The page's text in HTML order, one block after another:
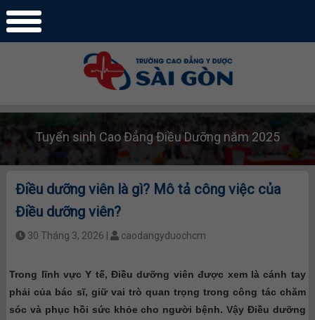
Tuyển sinh Cao Đẳng Điều Dưỡng năm 2025
Điều dưỡng viên là gì? Mô tả công việc của
Điều dưỡng viên?
30 Tháng 3, 2026 | caodangyduochcm
Trong lĩnh vực Y tế, Điều dưỡng viên được xem là cánh tay
phải của bác sĩ, giữ vai trò quan trọng trong công tác chăm
sóc và phục hồi sức khỏe cho người bệnh. Vậy Điều dưỡng